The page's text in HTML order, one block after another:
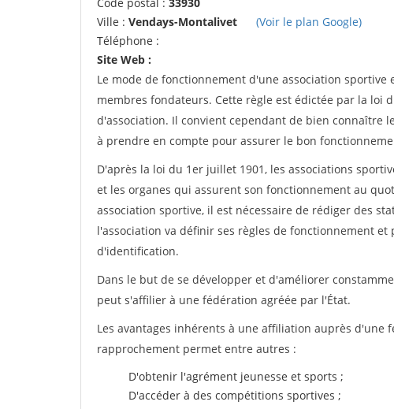
Ville : Vendays-Montalivet
(Voir le plan Google)
Téléphone :
Site Web :
Le mode de fonctionnement d'une association
membres fondateurs. Cette règle est édictée par la loi
d'association. Il convient cependant de bien connaître
à prendre en compte pour assurer le bon
D'après la loi du 1er juillet 1901, les associations
et les organes qui assurent son fonctionnement au
association sportive, il est nécessaire de rédiger des
l'association va définir ses règles de fonctionnement
d'identification.
Dans le but de se développer et d'améliorer
peut s'affilier à une fédération agréée par l'État.
Les avantages inhérents à une affiliation auprès d'une
rapprochement permet entre autres :
D'obtenir l'agrément jeunesse et sports ;
D'accéder à des compétitions sportives ;